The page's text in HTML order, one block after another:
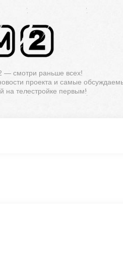
— смотри раньше всех!
проекта и самые
на телестройке первым!